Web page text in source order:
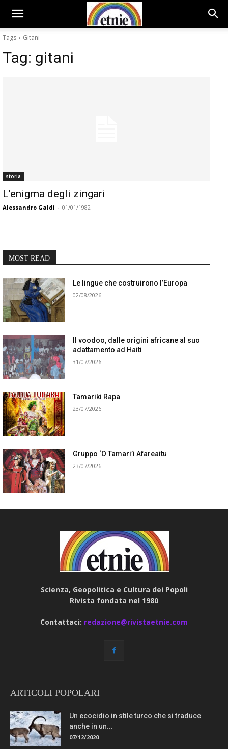
Tags Gitani
Tag: gitani
storia
L’enigma degli zingari
Alessandro Galdi - 01/01/1982
MOST READ
Le lingue che costruirono l’Europa
02/08/2026
Il voodoo, dalle origini africane al suo
adattamento ad Haiti
31/07/2026
Tamariki Rapa
23/07/2026
Gruppo ‘O Tamari’i Afareaitu
23/07/2026
Scienza, Geopolitica e Cultura dei Popoli
Rivista fondata nel 1980
Contattaci: redazione@rivistaetnie.com
ARTICOLI POPOLARI
Un ecocidio in stile turco che si traduce
anche in un...
07/12/2020